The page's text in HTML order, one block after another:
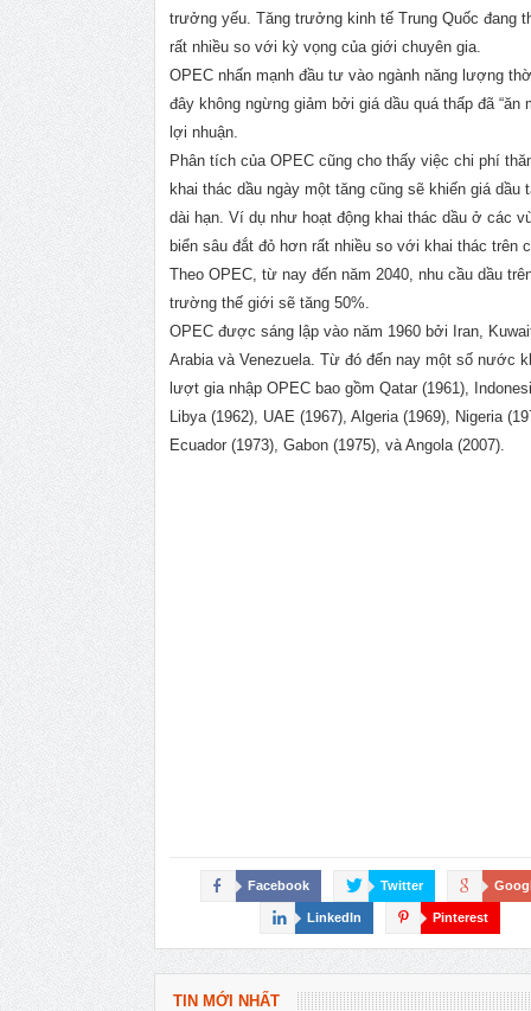
trưởng yếu. Tăng trưởng kinh tế Trung Quốc đang
rất nhiều so với kỳ vọng của giới chuyên gia.
OPEC nhấn mạnh đầu tư vào ngành năng lượng
đây không ngừng giảm bởi giá dầu quá thấp đã “ăn
lợi nhuận.
Phân tích của OPEC cũng cho thấy việc chi phí
khai thác dầu ngày một tăng cũng sẽ khiến giá dầu
dài hạn. Ví dụ như hoạt động khai thác dầu ở các
biển sâu đắt đỏ hơn rất nhiều so với khai thác trên
Theo OPEC, từ nay đến năm 2040, nhu cầu dầu
trường thế giới sẽ tăng 50%.
OPEC được sáng lập vào năm 1960 bởi Iran,
Arabia và Venezuela. Từ đó đến nay một số nước
lượt gia nhập OPEC bao gồm Qatar (1961),
Libya (1962), UAE (1967), Algeria (1969), Nigeria
Ecuador (1973), Gabon (1975), và Angola (2007).
Facebook Twitter
LinkedIn Pinterest
TIN MỚI NHẤT